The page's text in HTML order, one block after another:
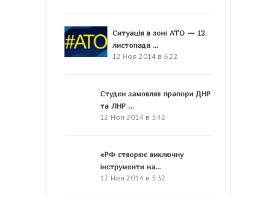
Ситуація в зоні АТО — 12
листопада ...
12 Ноя 2014 в 6:22
Студен замовляв прапори ДНР
та ЛНР ...
12 Ноя 2014 в 5:42
«РФ створює виключну
інструменти на...
12 Ноя 2014 в 5:32